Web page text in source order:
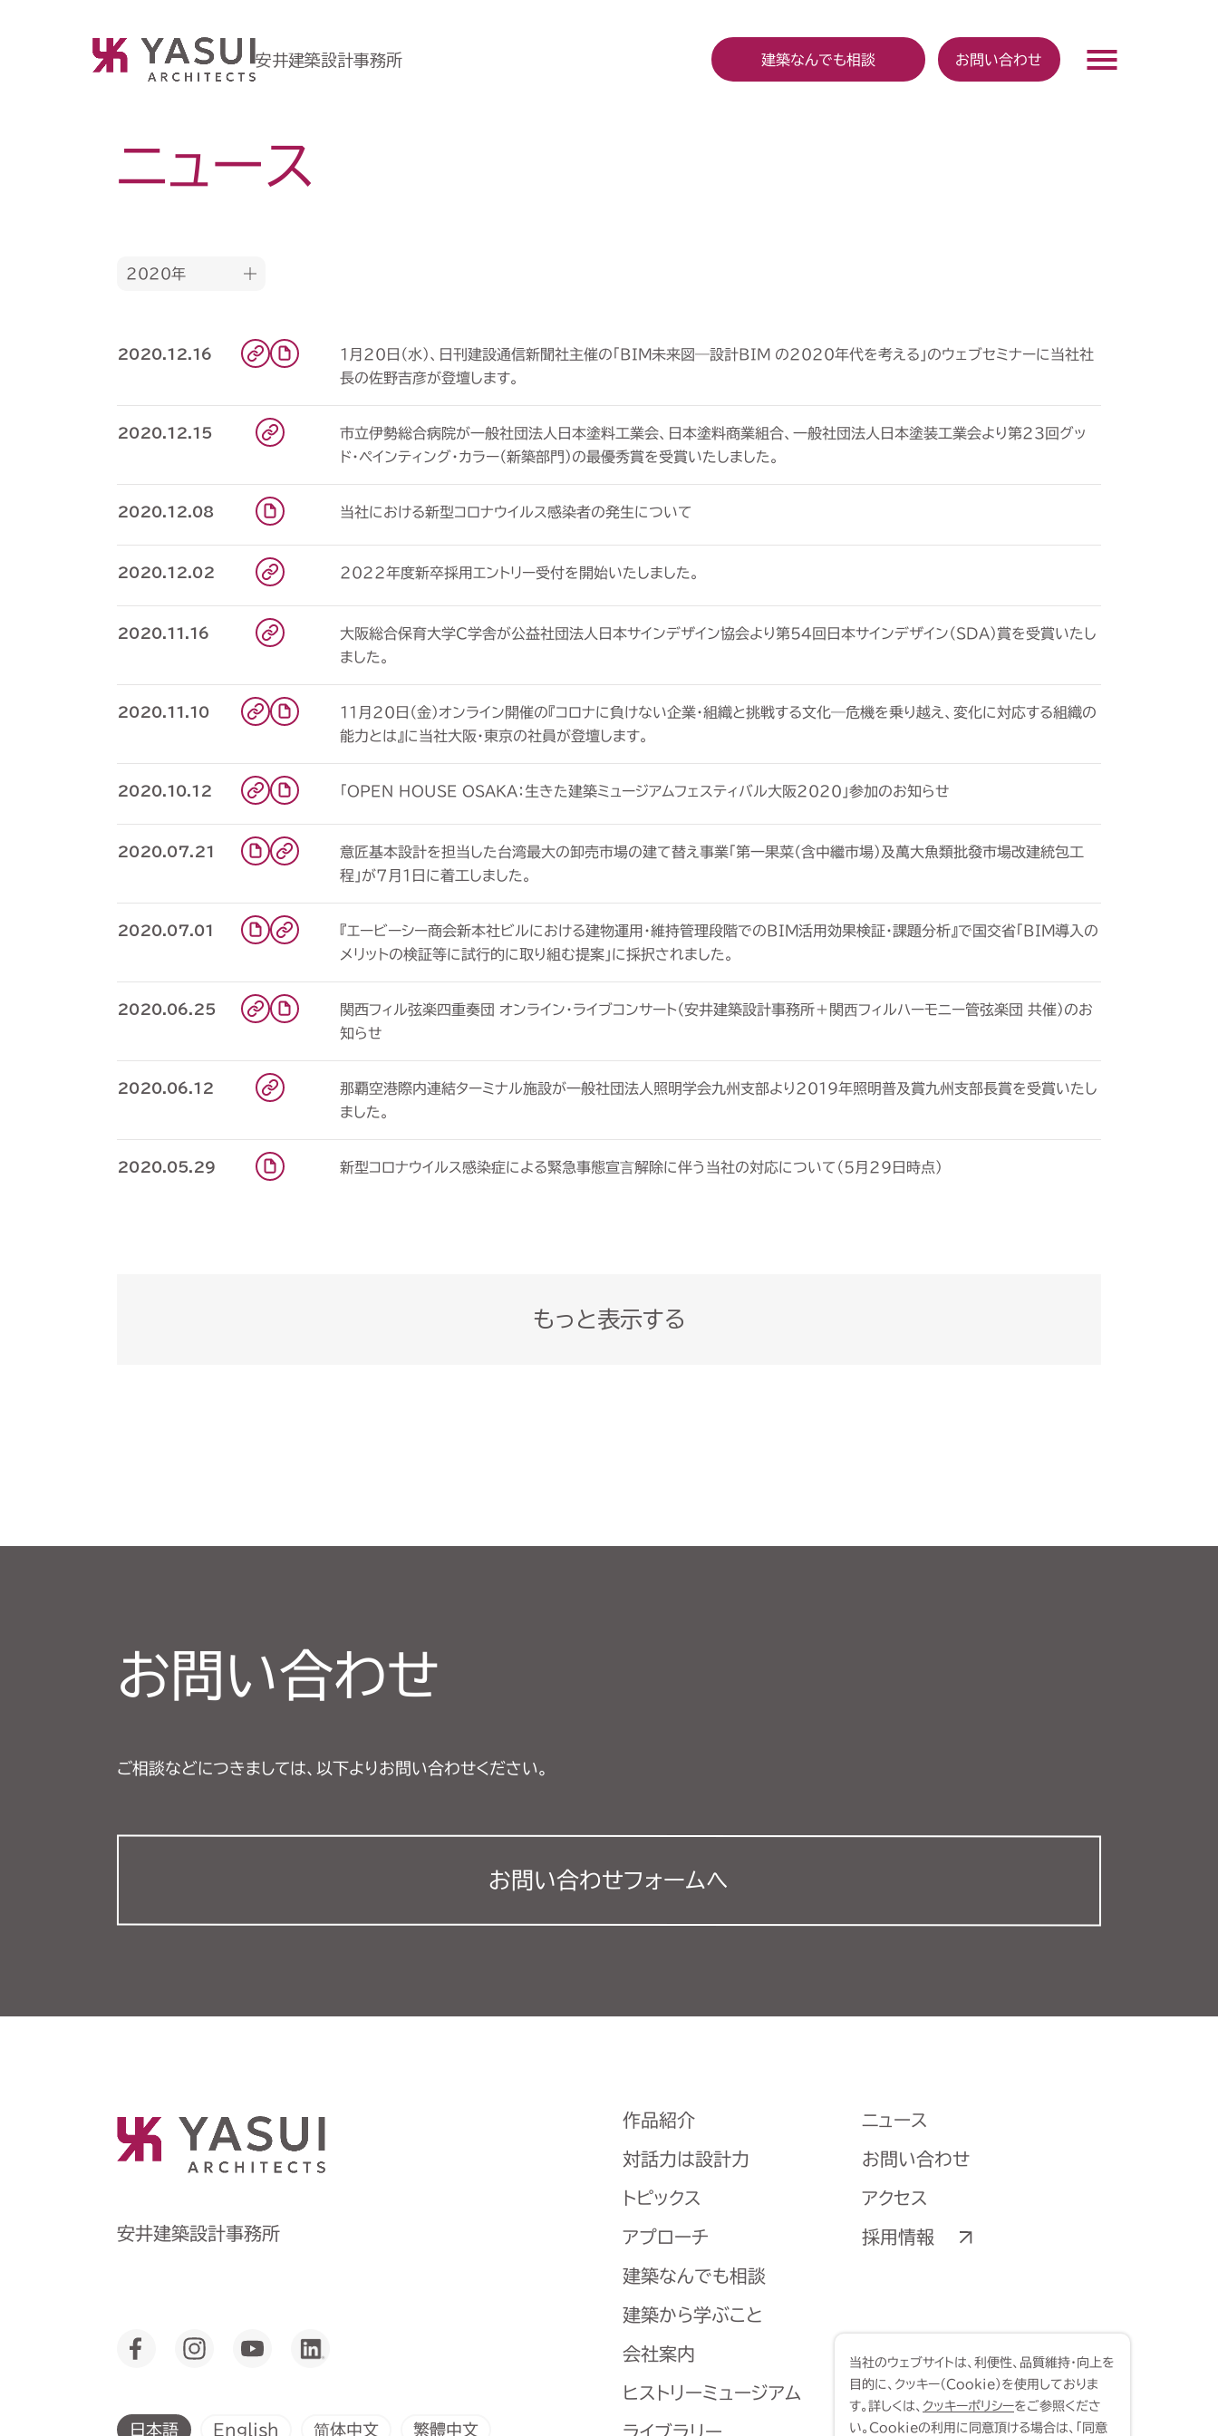
安井建築設計事務所 建築なんでも相談 お問い合わせ
ニュース
2020年
2020.12.16 1月20日（水）、日刊建設通信新聞社主催の「BIM未来図―設計BIM の2020年代を考える」のウェブセミナーに当社社
長の佐野吉彦が登壇します。
2020.12.15 市立伊勢総合病院が一般社団法人日本塗料工業会、日本塗料商業組合、一般社団法人日本塗装工業会より第23回グッ
ド･ペインティング･カラー（新築部門）の最優秀賞を受賞いたしました。
2020.12.08 当社における新型コロナウイルス感染者の発生について
2020.12.02 2022年度新卒採用エントリー受付を開始いたしました。
2020.11.16 大阪総合保育大学C学舎が公益社団法人日本サインデザイン協会より第54回日本サインデザイン（SDA）賞を受賞いたし
ました。
2020.11.10 11月20日（金）オンライン開催の『コロナに負けない企業・組織と挑戦する文化―危機を乗り越え、変化に対応する組織の
能力とは』に当社大阪・東京の社員が登壇します。
2020.10.12 「OPEN HOUSE OSAKA：生きた建築ミュージアムフェスティバル大阪2020」参加のお知らせ
2020.07.21 意匠基本設計を担当した台湾最大の卸売市場の建て替え事業「第一果菜（含中繼市場）及萬大魚類批發市場改建統包工
程」が7月1日に着工しました。
2020.07.01 『エービーシー商会新本社ビルにおける建物運用・維持管理段階でのBIM活用効果検証・課題分析』で国交省「BIM導入の
メリットの検証等に試行的に取り組む提案」に採択されました。
2020.06.25 関西フィル弦楽四重奏団 オンライン・ライブコンサート（安井建築設計事務所＋関⻄フィルハーモニー管弦楽団 共催）のお
知らせ
2020.06.12 那覇空港際内連結ターミナル施設が一般社団法人照明学会九州支部より2019年照明普及賞九州支部長賞を受賞いたし
ました。
2020.05.29 新型コロナウイルス感染症による緊急事態宣⾔解除に伴う当社の対応について（5月29日時点）
もっと表示する
お問い合わせ
ご相談などにつきましては、以下よりお問い合わせください。
お問い合わせフォームへ
安井建築設計事務所
日本語 English 简体中文 繁體中文
作品紹介
対話力は設計力
トピックス
アプローチ
建築なんでも相談
建築から学ぶこと
会社案内
ヒストリーミュージアム
ライブラリー
ニュース
お問い合わせ
アクセス
採用情報
当社のウェブサイトは、利便性、品質維持・向上を
目的に、クッキー（Cookie）を使用しておりま
す。詳しくは、 クッキーポリシーをご参照くださ
い。Cookieの利用に同意頂ける場合は、「同意